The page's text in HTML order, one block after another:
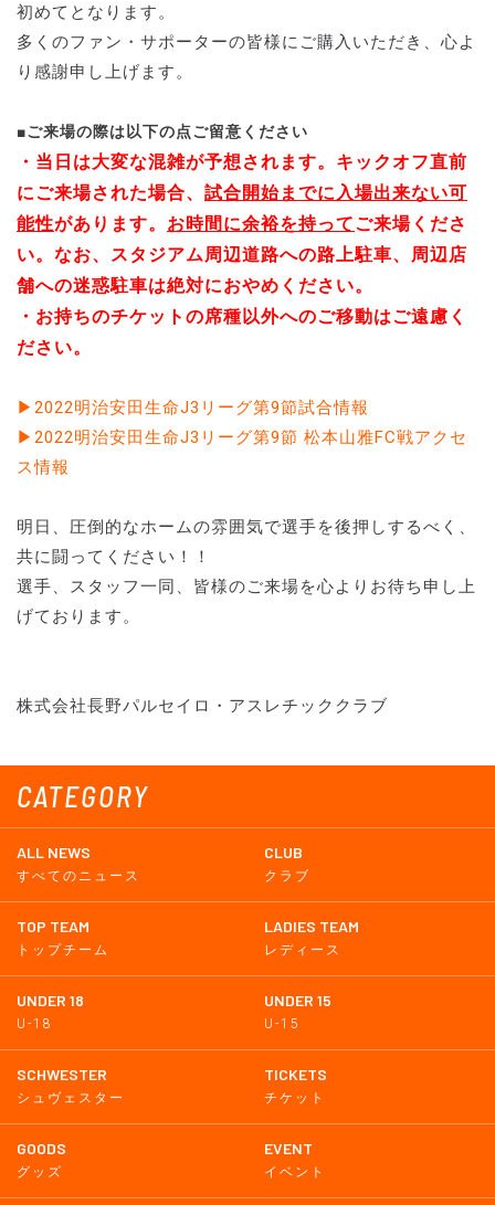
CATEGORY
ALL NEWS
すべてのニュース
CLUB
クラブ
TOP TEAM
トップチーム
LADIES TEAM
レディース
UNDER 18
U-18
UNDER 15
U-15
SCHWESTER
シュヴェスター
TICKETS
チケット
GOODS
グッズ
EVENT
イベント
初めてとなります。
多くのファン・サポーターの皆様にご購入いただき、心よ
り感謝申し上げます。
■ご来場の際は以下の点ご留意ください
・当日は大変な混雑が予想されます。キックオフ直前
にご来場された場合、 試合開始までに入場出来ない可
能性があります。 お時間に余裕を持ってご来場くださ
い。なお、スタジアム周辺道路への路上駐車、周辺店
舗への迷惑駐車は絶対におやめください。
・お持ちのチケットの席種以外へのご移動はご遠慮く
ださい。
▶2022明治安田生命J3リーグ第9節試合情報
▶2022明治安田生命J3リーグ第9節 松本山雅FC戦アクセ
ス情報
明日、圧倒的なホームの雰囲気で選手を後押しするべく、
共に闘ってください！！
選手、スタッフ一同、皆様のご来場を心よりお待ち申し上
げております。
株式会社長野パルセイロ・アスレチッククラブ